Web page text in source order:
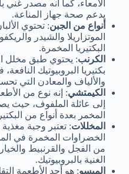
الأمعاء، كما أنه مصدر غني
يدعم صحة جهاز المناعة.
أنواع من الجبن: تحتوي
الموتزاريلا والشيدر
البكتيريا المخمرة.
الكرنب: يحتوي طبق مخلل
بكتيريا البروبيوتيك
والألياف والمعادن التي
الكيمتشي: إنه نوع من
إلى عائلة الملفوف، حيث
المخمر بعدة أنواع من
المخللات: تعتبر وجبة
الخضراوات المخمرة في
من الفجل والقرنبيط
الغنية بالبروبيوتيك.
الميسو: هو أحد الأطعمة